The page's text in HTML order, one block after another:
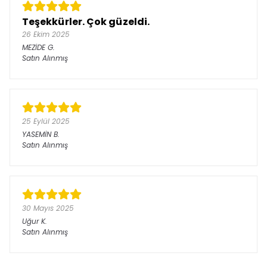
Teşekkürler. Çok güzeldi.
26 Ekim 2025
MEZİDE G.
Satın Alınmış
25 Eylül 2025
YASEMİN B.
Satın Alınmış
30 Mayıs 2025
Uğur K.
Satın Alınmış